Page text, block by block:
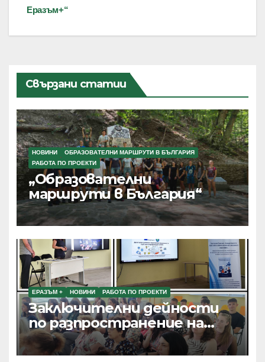
Еразъм+“
Свързани статии
НОВИНИ
ОБРАЗОВАТЕЛНИ МАРШРУТИ В БЪЛГАРИЯ
РАБОТА ПО ПРОЕКТИ
„Образователни
маршрути в България“
ЕРАЗЪМ + НОВИНИ РАБОТА ПО ПРОЕКТИ
Заключителни дейности
по разпространение на
резултатите от текущи
проекти по Програма